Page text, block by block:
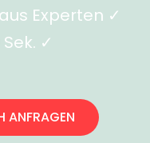
Experten ✓
✓
ANFRAGEN